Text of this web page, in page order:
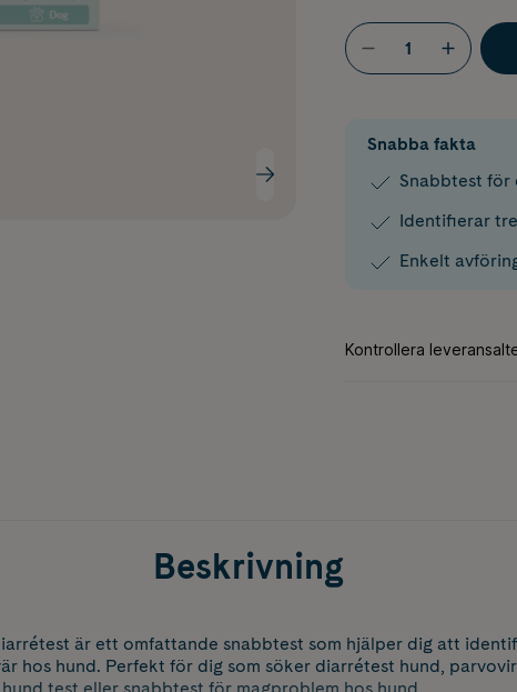
Snabba fakta
Snabbtest för
Identifierar
Enkelt
Beskrivning
är ett omfattande snabbtest som hjälper dig att
hos hund. Perfekt för dig som söker diarrétest hund,